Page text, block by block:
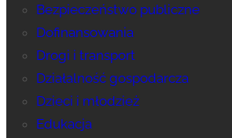
Bezpieczeństwo publiczne
Dofinansowania
Drogi i transport
Działalność gospodarcza
Dzieci i młodzież
Edukacja